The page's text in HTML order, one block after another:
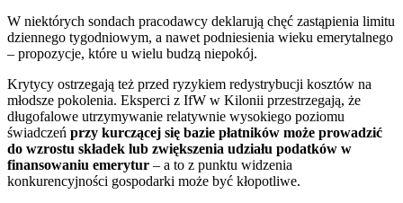
W niektórych sondach pracodawcy deklarują chęć zastąpienia limitu
dziennego tygodniowym, a nawet podniesienia wieku emerytalnego
– propozycje, które u wielu budzą niepokój.
Krytycy ostrzegają też przed ryzykiem redystrybucji kosztów na
młodsze pokolenia. Eksperci z IfW w Kilonii przestrzegają, że
długofalowe utrzymywanie relatywnie wysokiego poziomu
świadczeń przy kurczącej się bazie płatników może prowadzić
do wzrostu składek lub zwiększenia udziału podatków w
finansowaniu emerytur – a to z punktu widzenia
konkurencyjności gospodarki może być kłopotliwe.